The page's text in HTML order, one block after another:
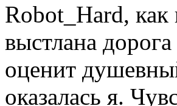
Robot_Hard,
выстлана
оценит
оказалась я.